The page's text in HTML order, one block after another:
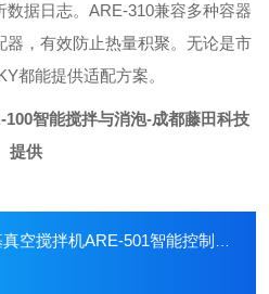
据日志。ARE-310兼容多种容器
，有效防止热量积聚。无论是市
都能提供适配方案。
智能搅拌与消泡-成都藤田科技
提供
空搅拌机ARE-501智能控制消泡